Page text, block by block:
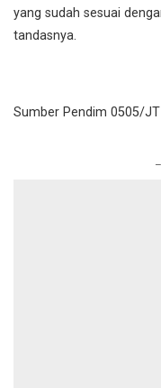
yang sudah sesuai
tandasnya.
Sumber Pendim 0505/JT